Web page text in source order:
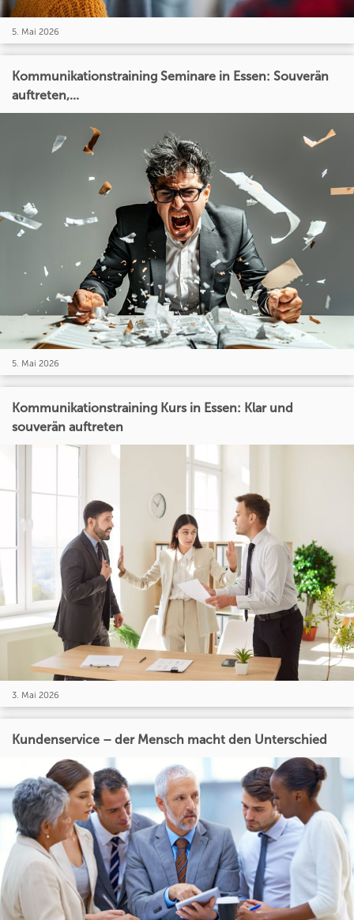
5. Mai 2026
Kommunikationstraining Seminare in Essen: Souverän
auftreten,...
5. Mai 2026
Kommunikationstraining Kurs in Essen: Klar und
souverän auftreten
3. Mai 2026
Kundenservice – der Mensch macht den Unterschied